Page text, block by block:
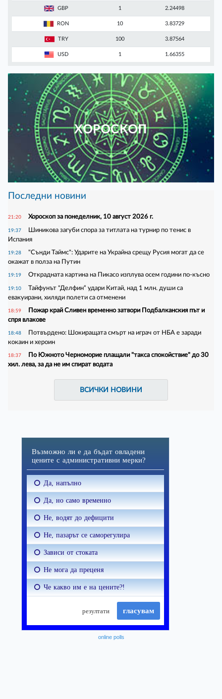
GBP 1 2.24498
RON 10 3.83729
TRY 100 3.87564
USD 1 1.66355
ХОРОСКОП
Последни новини
21:20 Хороскоп за понеделник, 10 август 2026 г.
19:37
Шиникова загуби спора за титлата на турнир по тенис в
Испания
19:28
"Сънди Таймс": Ударите на Украйна срещу Русия могат да се
окажат в полза на Путин
19:19 Открадната картина на Пикасо изплува осем години по-късно
19:10
Тайфунът "Делфин“ удари Китай, над 1 млн. души са
евакуирани, хиляди полети са отменени
18:59
Пожар край Сливен временно затвори Подбалканския път и
спря влакове
18:48
Потвърдено: Шокиращата смърт на играч от НБА е заради
кокаин и хероин
18:37
По Южното Черноморие плащали "такса спокойствие" до 30
хил. лева, за да не им спират водата
ВСИЧКИ НОВИНИ
online polls